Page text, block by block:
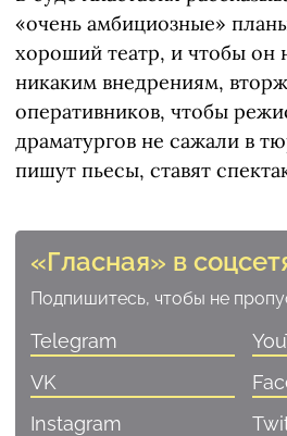
«очень амбициозные»
хороший театр, и чтобы он
никаким внедрениям,
оперативников, чтобы
драматургов не сажали в
пишут пьесы, ставят
«Гласная» в
Подпишитесь, чтобы не
Telegram
VK
Instagram